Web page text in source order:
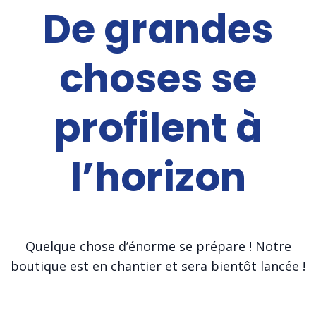
De grandes
choses se
profilent à
l’horizon
Quelque chose d’énorme se prépare ! Notre
boutique est en chantier et sera bientôt lancée !